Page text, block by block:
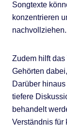
Songtexte
konzentrieren
nachvollziehen.
Zudem hilft
Gehörten
Darüber
tiefere
behandelt
Verständnis für